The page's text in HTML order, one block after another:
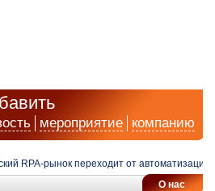
мероприятие компанию
RPA-рынок переходит от автоматизации
О нас